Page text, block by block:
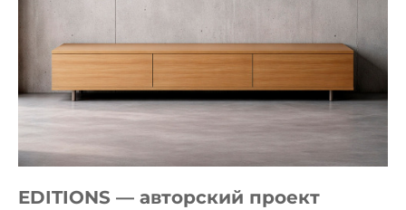
EDITIONS — авторский проект